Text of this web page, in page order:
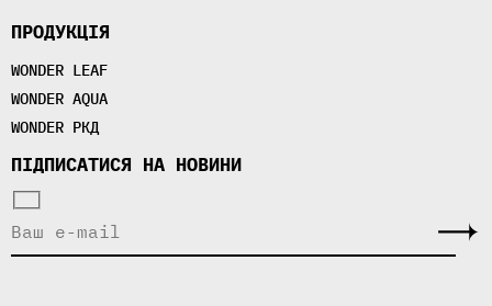
ПРОДУКЦІЯ
WONDER LEAF
WONDER AQUA
WONDER РКД
ПІДПИСАТИСЯ НА НОВИНИ